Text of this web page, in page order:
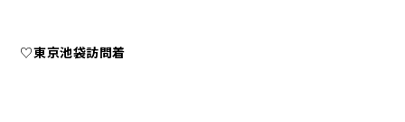
♡東京池袋訪問着